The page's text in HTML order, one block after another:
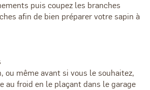
puis coupez les branches
afin de bien préparer votre sapin à
ou même avant si vous le souhaitez,
au froid en le plaçant dans le garage